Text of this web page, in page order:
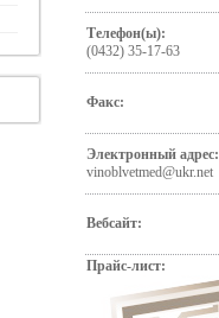
Телефон(ы):
(0432) 35-17-63
Факс:
Электронный адрес:
vinoblvetmed@ukr.net
Вебсайт:
Прайс-лист: